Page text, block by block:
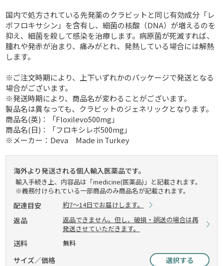
国内で処方されている先発薬のクラビットと同じ有効成分「レ
ボフロキサシン」を含有し、細菌の核酸（DNA）が増えるのを
抑え、細菌を殺して感染を治療します。病原菌が死滅すれば、
腫れや発赤が治まり、痛みがとれ、発熱している場合には解熱
します。
※ご注文時期により、上下いずれかのパッケージで発送となる
場合がございます。
※発送時期により、商品名が変わることがございます。
製品名は異なっても、クラビットのジェネリックとなります。
商品名(英)：「Floxilevo500mg」
商品名(日)：「フロキシレボ500mg」
※メーカー：Deva Made in Turkey
海外より発送される個人輸入医薬品です。
輸入手続き上、内容品は「medicine(医薬品)」と記載されます。
※義務付けられている一部商品のみ商品名が記載されます。
配達目安 約7～14日でお届けします。
返品
返品できません。但し、破損・誤送の場合は再
発送させていただきます。
送料 無料
サイズ／価格 選択する